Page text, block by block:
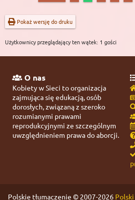
Pokaż wersję do druku
Użytkownicy przeglądający ten wątek: 1 gości
O nas
Kobiety w Sieci to organizacja
zajmująca się edukacją, osób
dorosłych, związaną z szeroko
rozumianymi prawami
reprodukcyjnymi ze szczególnym
uwzględnieniem prawa do aborcji.
Polskie tłumaczenie © 2007-2026